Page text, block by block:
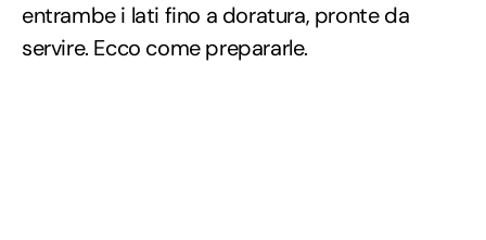
entrambe i lati fino a doratura, pronte da
servire. Ecco come prepararle.